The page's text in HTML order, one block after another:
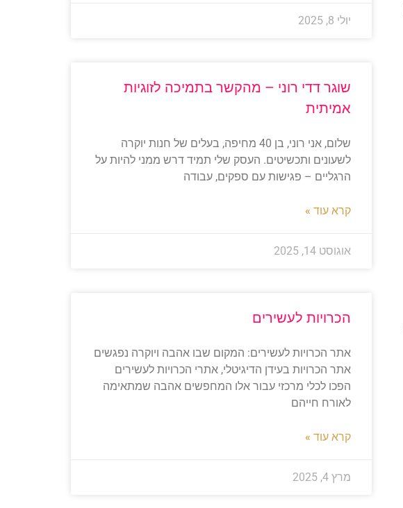
יולי 8, 2025
שוגר דדי רוני – מהקשר בתמיכה לזוגיות
אמיתית
שלום, אני רוני, בן 40 מחיפה, בעלים של חנות יוקרה
לשעונים ותכשיטים. העסק שלי תמיד דרש ממני להיות על
הרגליים – פגישות עם ספקים, עבודה
קרא עוד »
אוגוסט 14, 2025
הכרויות לעשירים
אתר הכרויות לעשירים: המקום שבו אהבה ויוקרה נפגשים
אתר הכרויות בעידן הדיגיטלי, אתרי הכרויות לעשירים
הפכו לכלי מרכזי עבור אלו המחפשים אהבה שמתאימה
לאורח חייהם
קרא עוד »
מרץ 4, 2025